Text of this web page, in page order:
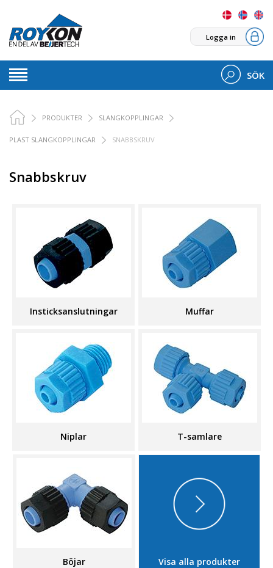
Logga in
SÖK
PRODUKTER SLANGKOPPLINGAR
PLAST SLANGKOPPLINGAR SNABBSKRUV
Snabbskruv
Insticksanslutningar Muffar
Niplar T-samlare
Böjar Visa alla produkter